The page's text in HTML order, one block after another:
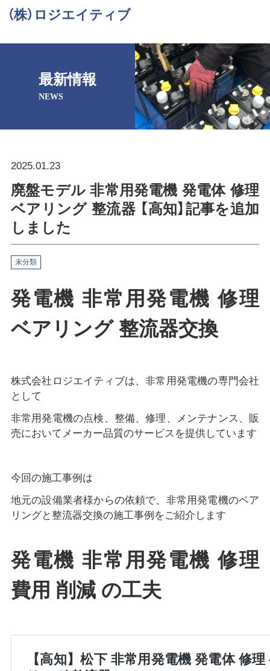
（株）ロジエイティブ
最新情報
NEWS
2025.01.23
廃盤モデル 非常用発電機 発電体 修理
ベアリング 整流器 【高知】記事を追加
しました
未分類
発電機 非常用発電機 修理
ベアリング 整流器交換
株式会社ロジエイティブは、非常用発電機の専門会社
として
非常用発電機の点検、整備、修理、メンテナンス、販
売においてメーカー品質のサービスを提供しています
今回の施工事例は
地元の設備業者様からの依頼で、非常用発電機のベア
リングと整流器交換の施工事例をご紹介します
発電機 非常用発電機 修理
費用 削減 の工夫